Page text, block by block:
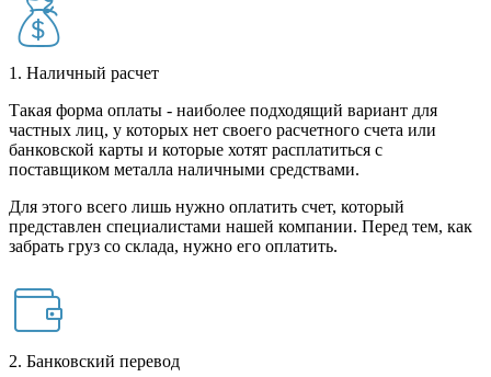
1. Наличный расчет
Такая форма оплаты - наиболее подходящий вариант для
частных лиц, у которых нет своего расчетного счета или
банковской карты и которые хотят расплатиться с
поставщиком металла наличными средствами.
Для этого всего лишь нужно оплатить счет, который
представлен специалистами нашей компании. Перед тем, как
забрать груз со склада, нужно его оплатить.
2. Банковский перевод